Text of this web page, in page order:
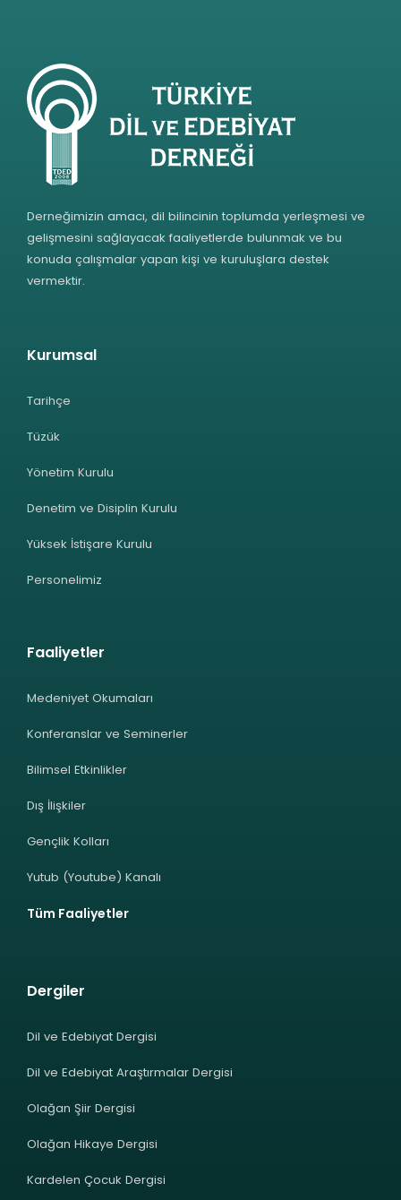
Derneğimizin amacı, dil bilincinin toplumda yerleşmesi ve
gelişmesini sağlayacak faaliyetlerde bulunmak ve bu
konuda çalışmalar yapan kişi ve kuruluşlara destek
vermektir.
Kurumsal
Tarihçe
Tüzük
Yönetim Kurulu
Denetim ve Disiplin Kurulu
Yüksek İstişare Kurulu
Personelimiz
Faaliyetler
Medeniyet Okumaları
Konferanslar ve Seminerler
Bilimsel Etkinlikler
Dış İlişkiler
Gençlik Kolları
Yutub (Youtube) Kanalı
Tüm Faaliyetler
Dergiler
Dil ve Edebiyat Dergisi
Dil ve Edebiyat Araştırmalar Dergisi
Olağan Şiir Dergisi
Olağan Hikaye Dergisi
Kardelen Çocuk Dergisi